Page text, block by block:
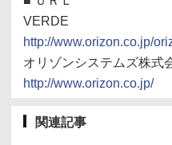
VERDE
http://www.orizon.co.jp/
オリゾンシステムズ株式
http://www.orizon.co.jp/
関連記事